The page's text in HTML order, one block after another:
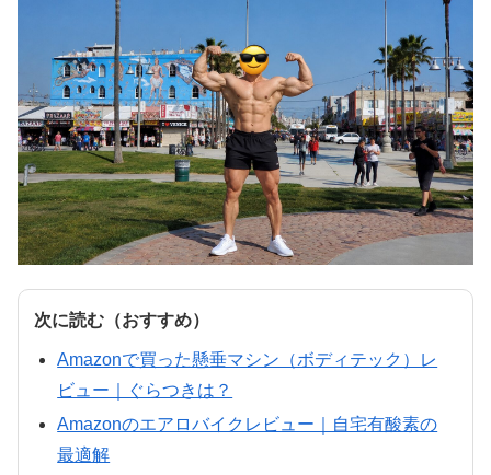
次に読む（おすすめ）
Amazonで買った懸垂マシン（ボディテック）レ
ビュー｜ぐらつきは？
Amazonのエアロバイクレビュー｜自宅有酸素の
最適解